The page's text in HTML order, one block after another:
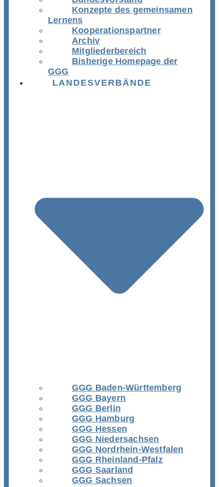
Konzepte des gemeinsamen
Lernens
Kooperationspartner
Archiv
Mitgliederbereich
Bisherige Homepage der
GGG
LANDESVERBÄNDE
GGG Baden-Württemberg
GGG Bayern
GGG Berlin
GGG Hamburg
GGG Hessen
GGG Niedersachsen
GGG Nordrhein-Westfalen
GGG Rheinland-Pfalz
GGG Saarland
GGG Sachsen